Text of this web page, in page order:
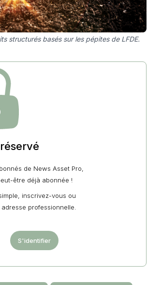
structurés basés sur les pépites de LFDE.
de News Asset Pro,
être déjà abonnée !
inscrivez-vous ou
professionnelle.
S'identifier